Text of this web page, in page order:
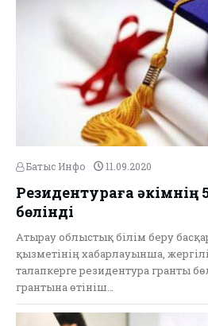
Батыс Инфо 11.09.2020
Резидентураға әкімнің
бөлінді
Атырау облыстық білім беру
қызметінің хабарлауынша,
талапкерге резидентура гранты
грантына өтініш…